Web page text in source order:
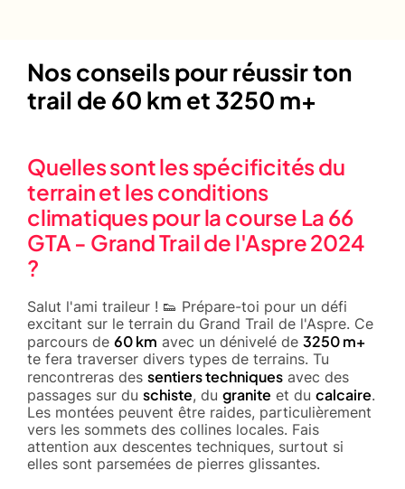
Nos conseils pour réussir ton
trail de 60 km et 3250 m+
Quelles sont les spécificités du
terrain et les conditions
climatiques pour la course La 66
GTA - Grand Trail de l'Aspre 2024
?
Salut l'ami traileur ! 👟 Prépare-toi pour un défi
excitant sur le terrain du Grand Trail de l'Aspre. Ce
parcours de 60 km avec un dénivelé de 3250 m+
te fera traverser divers types de terrains. Tu
rencontreras des sentiers techniques avec des
passages sur du schiste, du granite et du calcaire.
Les montées peuvent être raides, particulièrement
vers les sommets des collines locales. Fais
attention aux descentes techniques, surtout si
elles sont parsemées de pierres glissantes.